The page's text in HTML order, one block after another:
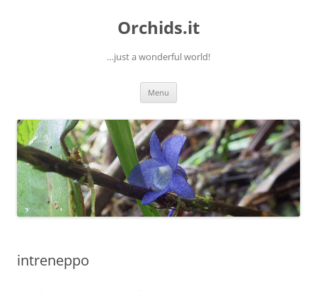
Orchids.it
…just a wonderful world!
Menu
intreneppo